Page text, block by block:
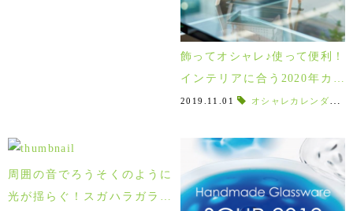
飾ってオシャレ♪使って便利！
インテリアに合う2020年カレ
ンダー！！
2019.11.01 オシャレカレンダー
周囲の音でろうそくのように
光が揺らぐ！スガハラガラス